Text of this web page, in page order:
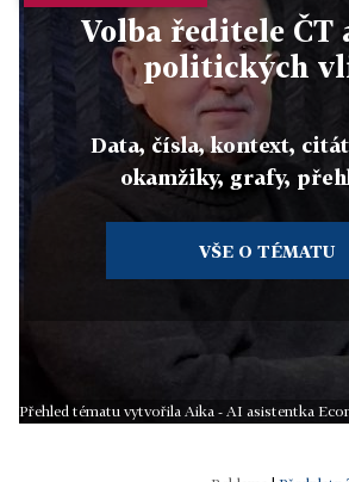
Volba ředitele ČT
politických
Data, čísla, kontext,
okamžiky, grafy,
VŠE O TÉMATU
Přehled tématu vytvořila Aika - AI asistentka